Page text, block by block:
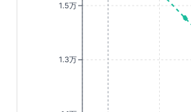
1.3万
1.5万